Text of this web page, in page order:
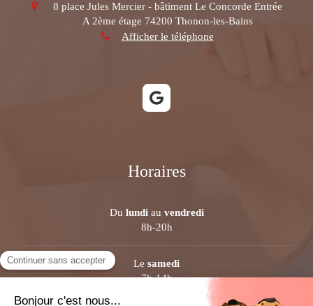
8 place Jules Mercier - bâtiment Le Concorde Entrée
A 2ème étage 74200 Thonon-les-Bains
Afficher le téléphone
Horaires
Du lundiau vendredi
8h-20h
Le samedi
7h-14h